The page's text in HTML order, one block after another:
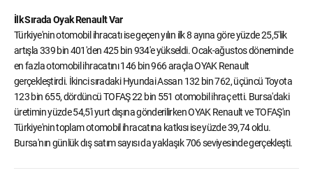
İlk Sırada Oyak Renault Var
Türkiye'nin otomobil ihracatı ise geçen yılın ilk 8 ayına göre yüzde 25,5'lik
artışla 339 bin 401'den 425 bin 934'e yükseldi. Ocak-ağustos döneminde
en fazla otomobil ihracatını 146 bin 966 araçla OYAK Renault
gerçekleştirdi. İkinci sıradaki Hyundai Assan 132 bin 762, üçüncü Toyota
123 bin 655, dördüncü TOFAŞ 22 bin 551 otomobil ihraç etti. Bursa'daki
üretimin yüzde 54,5'i yurt dışına gönderilirken OYAK Renault ve TOFAŞ'ın
Türkiye'nin toplam otomobil ihracatına katkısı ise yüzde 39,74 oldu.
Bursa'nın günlük dış satım sayısı da yaklaşık 706 seviyesinde gerçekleşti.